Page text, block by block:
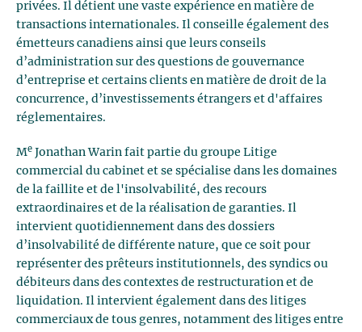
privées. Il détient une vaste expérience en matière de
transactions internationales. Il conseille également des
émetteurs canadiens ainsi que leurs conseils
d’administration sur des questions de gouvernance
d’entreprise et certains clients en matière de droit de la
concurrence, d’investissements étrangers et d'affaires
réglementaires.
Me
Jonathan Warin fait partie du groupe Litige
commercial du cabinet et se spécialise dans les domaines
de la faillite et de l'insolvabilité, des recours
extraordinaires et de la réalisation de garanties. Il
intervient quotidiennement dans des dossiers
d’insolvabilité de différente nature, que ce soit pour
représenter des prêteurs institutionnels, des syndics ou
débiteurs dans des contextes de restructuration et de
liquidation. Il intervient également dans des litiges
commerciaux de tous genres, notamment des litiges entre